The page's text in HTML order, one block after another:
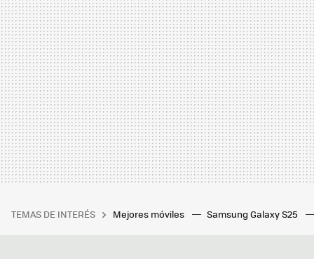
TEMAS DE INTERÉS Mejores móviles Samsung Galaxy S25